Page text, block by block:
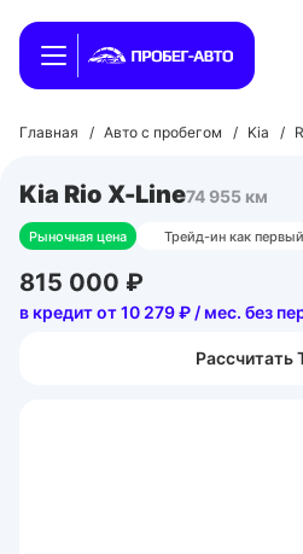
Главная / Авто с пробегом / Kia /
Kia Rio X-Line74 955 км
Рыночная цена Трейд-ин как
815 000 ₽
в кредит от 10 279 ₽ / мес. без
Рассчитать